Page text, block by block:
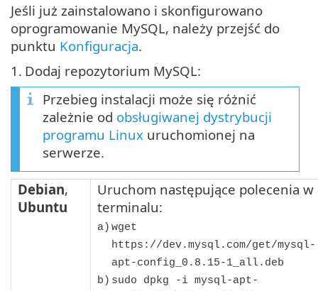
Jeśli już zainstalowano i skonfigurowano
oprogramowanie MySQL, należy przejść do
punktu Konfiguracja.
1. Dodaj repozytorium MySQL:
Przebieg instalacji może się różnić
zależnie od obsługiwanej dystrybucji
programu Linux uruchomionej na
serwerze.
Debian,
Ubuntu
Uruchom następujące polecenia w
terminalu:
a) wget
https://dev.mysql.com/get/mysql-
apt-config_0.8.15-1_all.deb
b) sudo dpkg -i mysql-apt-